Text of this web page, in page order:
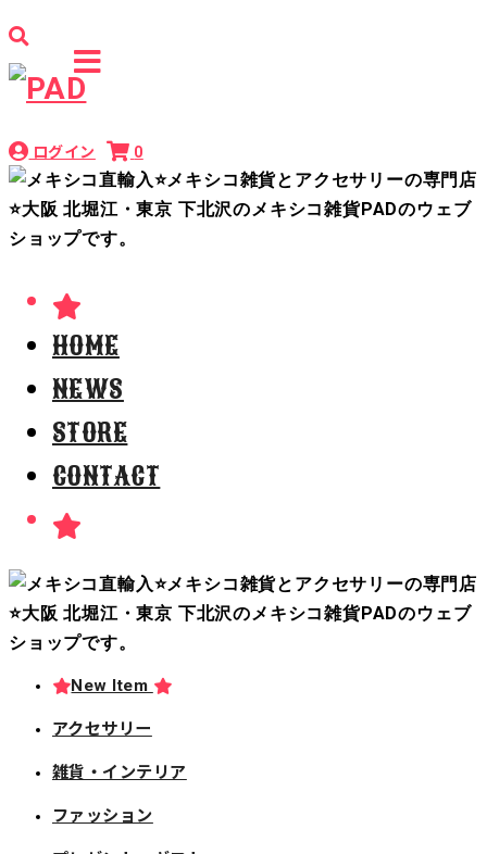
ログイン 0
HOME
NEWS
STORE
CONTACT
New Item
アクセサリー
雑貨・インテリア
ファッション